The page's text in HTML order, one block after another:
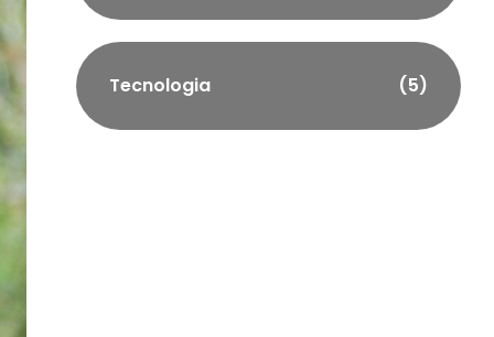
Tecnologia (5)